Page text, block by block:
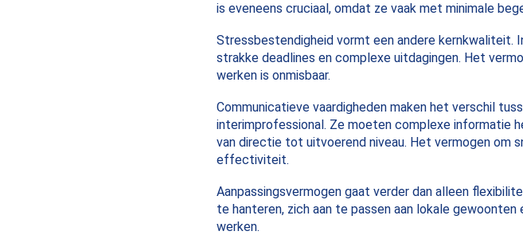
is eveneens cruciaal, omdat ze vaak met minimale
Stressbestendigheid vormt een andere kernkwaliteit.
strakke deadlines en complexe uitdagingen. Het
werken is onmisbaar.
Communicatieve vaardigheden maken het verschil
interimprofessional. Ze moeten complexe informatie
van directie tot uitvoerend niveau. Het vermogen om
effectiviteit.
Aanpassingsvermogen gaat verder dan alleen
te hanteren, zich aan te passen aan lokale
werken.